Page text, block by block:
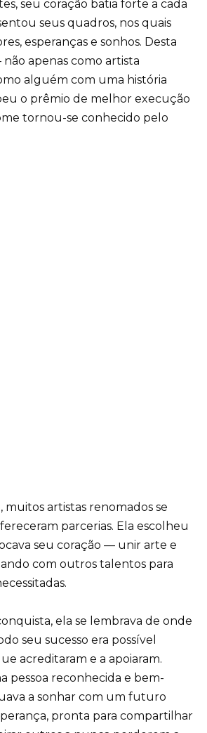
seu coração batia forte a cada
seus quadros, nos quais
esperanças e sonhos. Desta
apenas como artista
alguém com uma história
o prêmio de melhor execução
tornou-se conhecido pelo
muitos artistas renomados se
parcerias. Ela escolheu
seu coração — unir arte e
com outros talentos para
ela se lembrava de onde
seu sucesso era possível
acreditaram e a apoiaram.
pessoa reconhecida e bem-
a sonhar com um futuro
pronta para compartilhar